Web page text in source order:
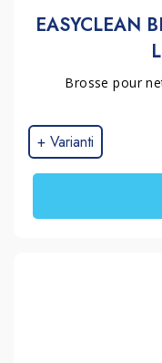
EASYCLEAN
Brosse pour
+ Varianti